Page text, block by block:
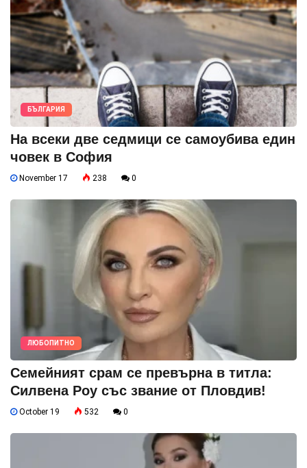
БЪЛГАРИЯ
На всеки две седмици се самоубива един
човек в София
November 17 238 0
ЛЮБОПИТНО
Семейният срам се превърна в титла:
Силвена Роу със звание от Пловдив!
October 19 532 0